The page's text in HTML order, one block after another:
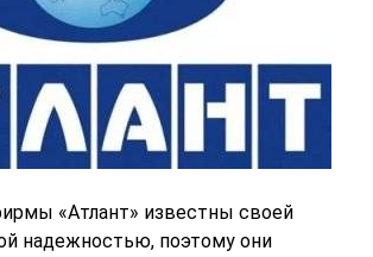
«Атлант» известны своей
надежностью, поэтому они